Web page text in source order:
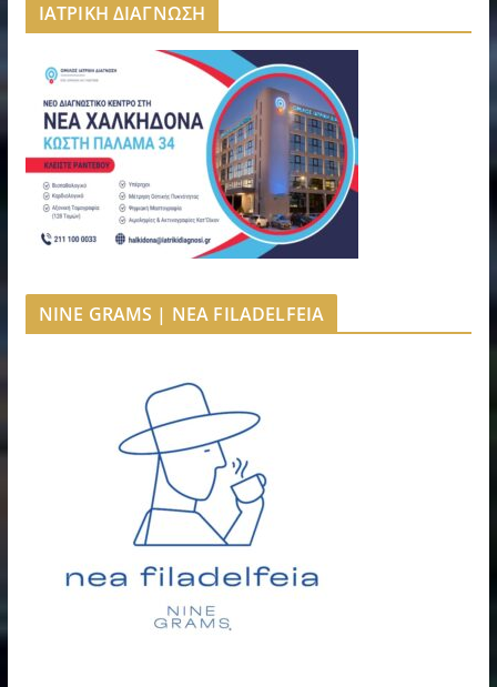
ΙΑΤΡΙΚΗ ΔΙΑΓΝΩΣΗ
NINE GRAMS | NEA FILADELFEIA